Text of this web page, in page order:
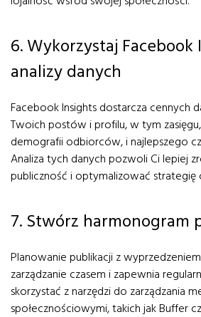
6. Wykorzystaj
analizy danych
Facebook Insights dostarcza cennych
Twoich postów i profilu, w tym
demografii odbiorców, i najlepszego
Analiza tych danych pozwoli Ci lepiej
publiczność i optymalizować
7. Stwórz harmonogram
Planowanie publikacji z
zarządzanie czasem i zapewnia
skorzystać z narzędzi do zarządzania
społecznościowymi, takich jak Buffer